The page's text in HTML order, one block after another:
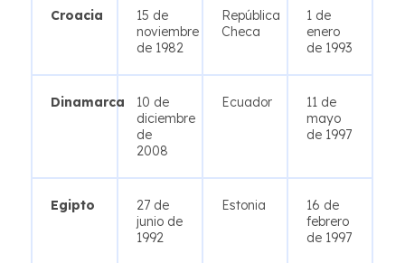
Croacia
15 de
noviembre
de 1982
República
Checa
1 de
enero
de 1993
Dinamarca
10 de
diciembre
de
2008
Ecuador
11 de
mayo
de 1997
Egipto
27 de
junio de
1992
Estonia
16 de
febrero
de 1997